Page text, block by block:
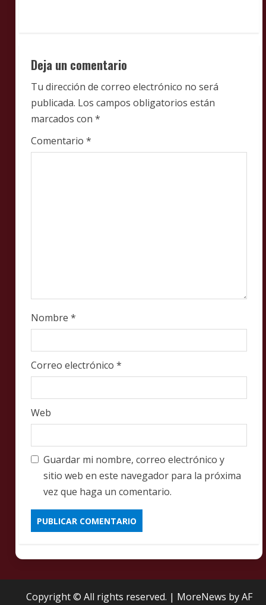
R
e
a
d
i
Deja un comentario
Tu dirección de correo electrónico no será
publicada. Los campos obligatorios están
marcados con *
Comentario *
Nombre *
Correo electrónico *
Web
Guardar mi nombre, correo electrónico y
sitio web en este navegador para la próxima
vez que haga un comentario.
Copyright © All rights reserved. | MoreNews by AF